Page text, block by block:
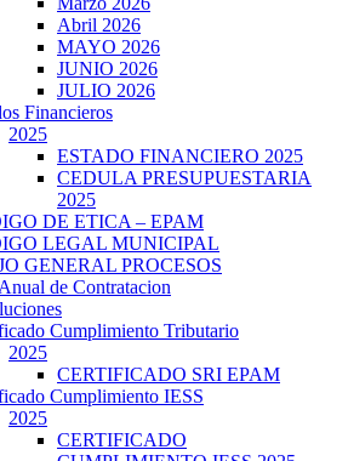
Abril 2026
MAYO 2026
JUNIO 2026
JULIO 2026
Financieros
2025
ESTADO FINANCIERO 2025
CEDULA PRESUPUESTARIA
2025
DE ETICA – EPAM
LEGAL MUNICIPAL
GENERAL PROCESOS
de Contratacion
Cumplimiento Tributario
2025
CERTIFICADO SRI EPAM
Cumplimiento IESS
2025
CERTIFICADO